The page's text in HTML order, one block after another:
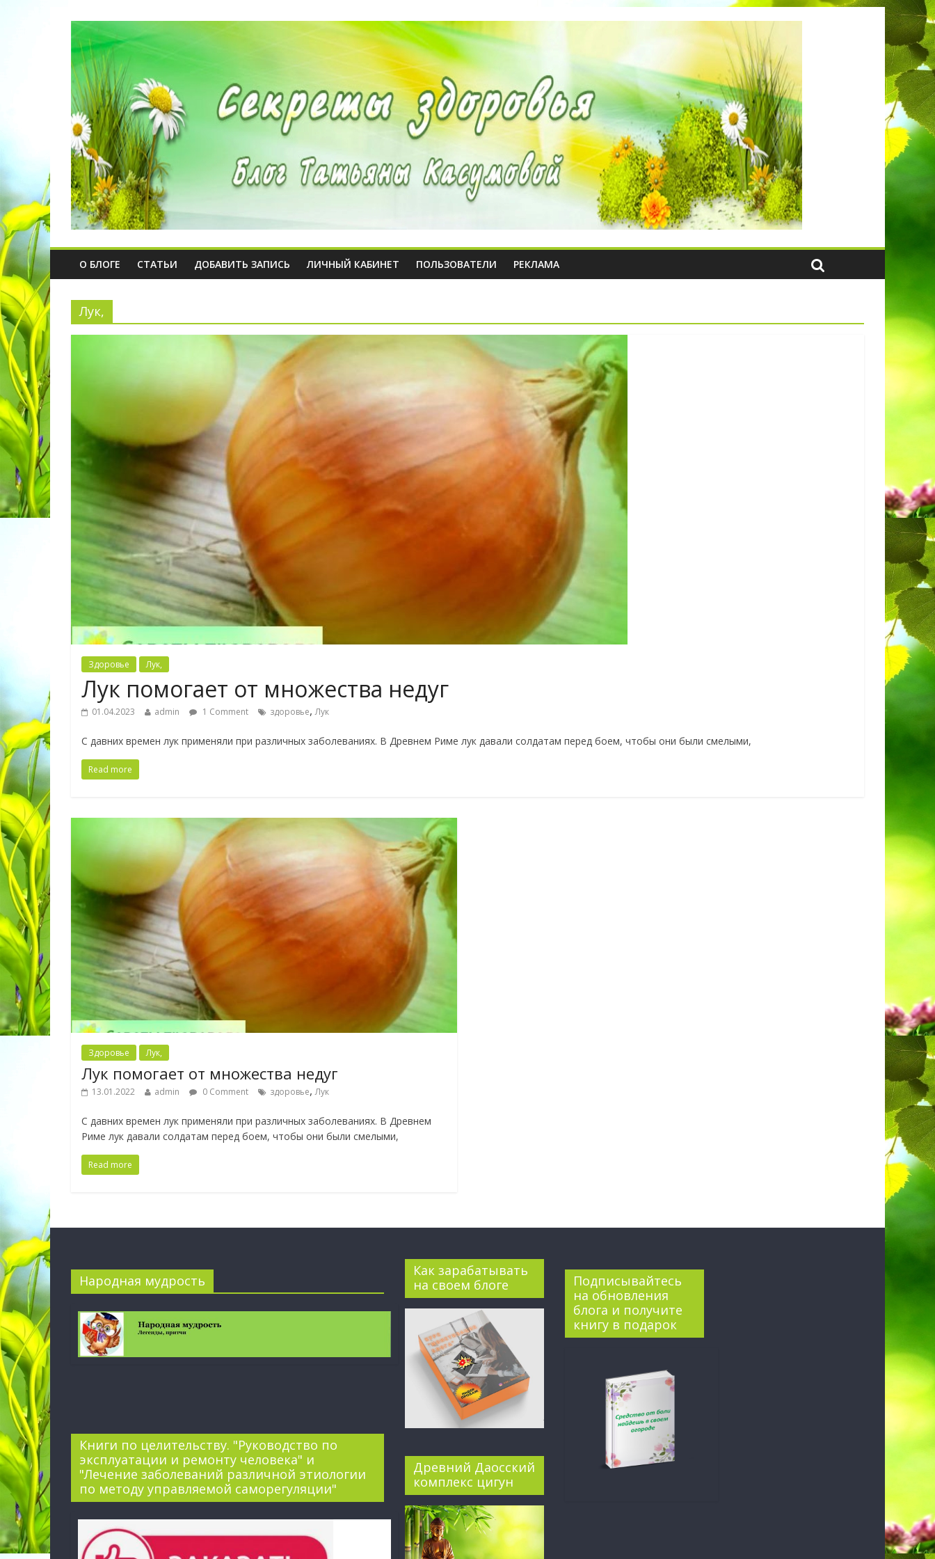
О БЛОГЕ СТАТЬИ ДОБАВИТЬ ЗАПИСЬ ЛИЧНЫЙ КАБИНЕТ ПОЛЬЗОВАТЕЛИ РЕКЛАМА
Лук,
Здоровье Лук,
Лук помогает от множества недуг
01.04.2023 admin 1 Comment здоровье,Лук
С давних времен лук применяли при различных заболеваниях. В Древнем Риме лук давали солдатам перед боем, чтобы они были смелыми,
Read more
Здоровье Лук,
Лук помогает от множества недуг
13.01.2022 admin 0 Comment здоровье,Лук
С давних времен лук применяли при различных заболеваниях. В Древнем
Риме лук давали солдатам перед боем, чтобы они были смелыми,
Read more
Народная мудрость
Книги по целительству. "Руководство по
эксплуатации и ремонту человека" и
"Лечение заболеваний различной этиологии
по методу управляемой саморегуляции"
Как зарабатывать
на своем блоге
Древний Даосский
комплекс цигун
Подписывайтесь
на обновления
блога и получите
книгу в подарок